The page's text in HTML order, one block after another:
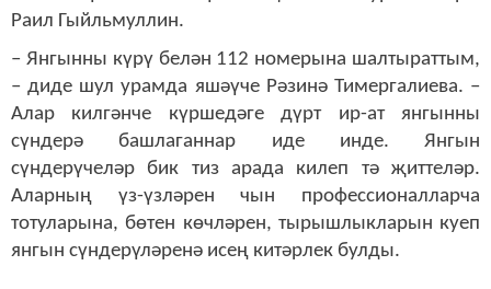
Раил Гыйльмуллин.
– Янгынны күрү белән 112 номерына шалтыраттым,
– диде шул урамда яшәүче Рәзинә Тимергалиева. –
Алар килгәнче күршедәге дүрт ир-ат янгынны
сүндерә башлаганнар иде инде. Янгын
сүндерүчеләр бик тиз арада килеп тә җиттеләр.
Аларның үз-үзләрен чын профессионалларча
тотуларына, бөтен көчләрен, тырышлыкларын куеп
янгын сүндерүләренә исең китәрлек булды.